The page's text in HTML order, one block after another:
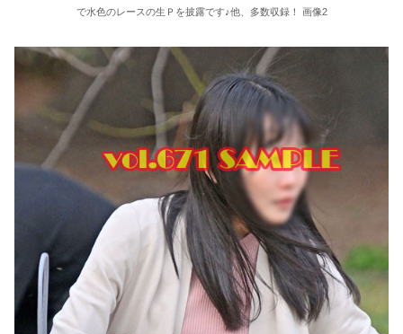
で水色のレースの生Ｐを披露です♪他、多数収録！ 画像2